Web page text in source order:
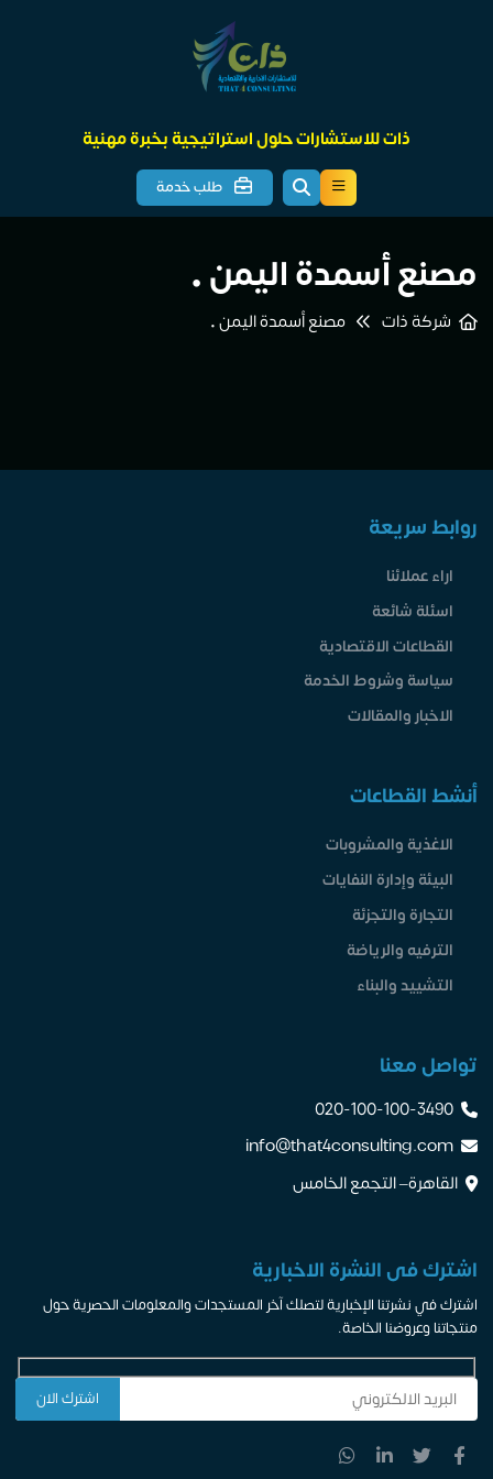
ذات للاستشارات حلول استراتيجية بخبرة مهنية
طلب خدمة
مصنع أسمدة اليمن •
شركة ذات مصنع أسمدة اليمن •
روابط سريعة
اراء عملائنا
اسئلة شائعة
القطاعات الاقتصادية
سياسة وشروط الخدمة
الاخبار والمقالات
أنشط القطاعات
الاغذية والمشروبات
البيئة وإدارة النفايات
التجارة والتجزئة
الترفيه والرياضة
التشييد والبناء
تواصل معنا
020-100-100-3490
info@that4consulting.com
القاهرة– التجمع الخامس
اشترك فى النشرة الاخبارية
اشترك في نشرتنا الإخبارية لتصلك آخر المستجدات والمعلومات الحصرية حول
منتجاتنا وعروضنا الخاصة.